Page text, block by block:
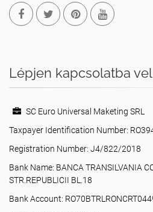
Lépjen kapcsolatba
SC Euro Universal Maketing SRL
Taxpayer Identification Number:
Registration Number: J4/822/2018
Bank Name: BANCA TRANSILVANIA
STR.REPUBLICII BL.18
Bank Account: